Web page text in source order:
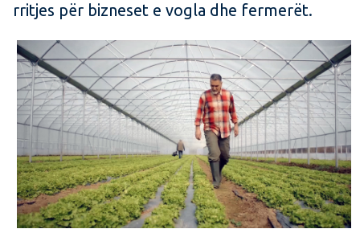
rritjes për bizneset e vogla dhe fermerët.